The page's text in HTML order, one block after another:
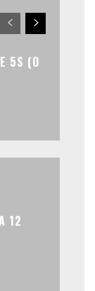
5S (O
12